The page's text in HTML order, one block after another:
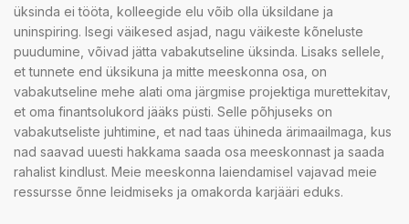
üksinda ei tööta, kolleegide elu võib olla üksildane ja
uninspiring. Isegi väikesed asjad, nagu väikeste kõneluste
puudumine, võivad jätta vabakutseline üksinda. Lisaks sellele,
et tunnete end üksikuna ja mitte meeskonna osa, on
vabakutseline mehe alati oma järgmise projektiga murettekitav,
et oma finantsolukord jääks püsti. Selle põhjuseks on
vabakutseliste juhtimine, et nad taas ühineda ärimaailmaga, kus
nad saavad uuesti hakkama saada osa meeskonnast ja saada
rahalist kindlust. Meie meeskonna laiendamisel vajavad meie
ressursse õnne leidmiseks ja omakorda karjääri eduks.